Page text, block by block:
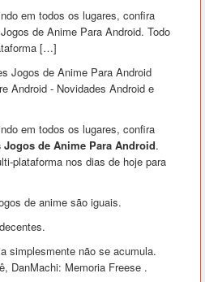
em todos os lugares, confira
de Anime Para Android. Todo
[…]
Jogos de Anime Para Android
Android - Novidades Android e
em todos os lugares, confira
Jogos de Anime Para Android.
plataforma nos dias de hoje para
de anime são iguais.
simplesmente não se acumula.
DanMachi: Memoria Freese .